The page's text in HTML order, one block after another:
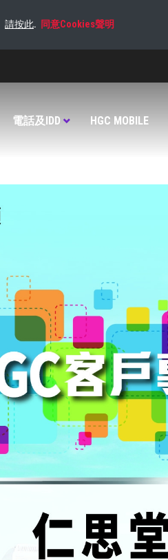
請‌按此. 同意Cookies聲明
屋外 WI-FI － HGC ON AIR
電話及IDD
其他
其他 IDD 資訊
HGC MOBILE
娛樂組合
表格下載
​交還寬頻器材處理